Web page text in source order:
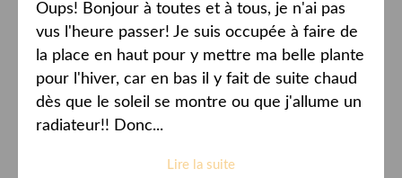
Oups! Bonjour à toutes et à tous, je n'ai pas
vus l'heure passer! Je suis occupée à faire de
la place en haut pour y mettre ma belle plante
pour l'hiver, car en bas il y fait de suite chaud
dès que le soleil se montre ou que j'allume un
radiateur!! Donc...
Lire la suite